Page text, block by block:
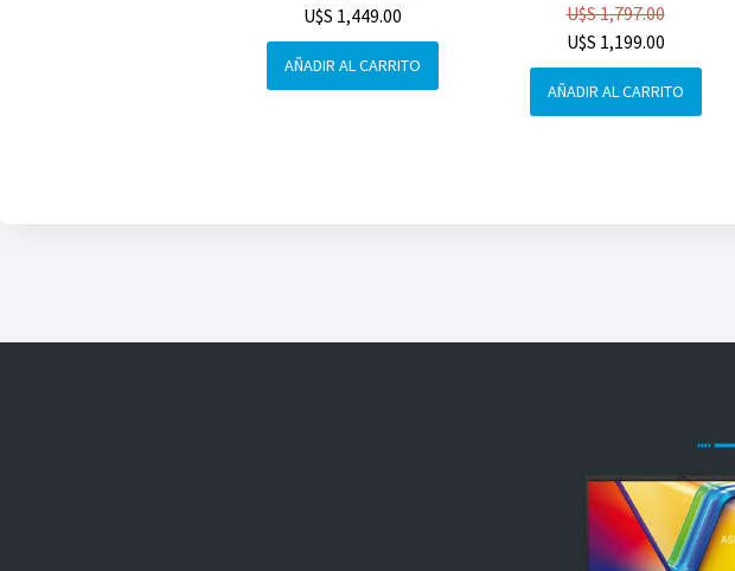
U$S 1,449.00
AÑADIR AL CARRITO
U$S1,797.00
U$S 1,199.00
AÑADIR AL CARRITO